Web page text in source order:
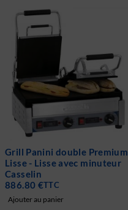
Grill Panini double Premium
Lisse - Lisse avec minuteur
Casselin
886.80 €TTC
Ajouter au panier